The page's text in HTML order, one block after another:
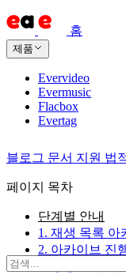
홈
제품
Evervideo
Evermusic
Flacbox
Evertag
블로그 문서 지원 법
페이지 목차
단계별 안내
1. 재생 목록 아
2. 아카이브 진
3. 생성된 아카